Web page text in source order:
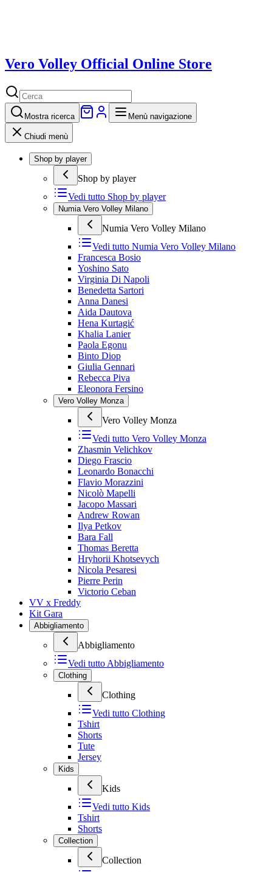
Vero Volley Official Online Store
Mostra ricerca Menù navigazione
Chiudi menù
Shop by player
Shop by player
Vedi tutto Shop by player
Numia Vero Volley Milano
Numia Vero Volley Milano
Vedi tutto Numia Vero Volley Milano
Francesca Bosio
Yoshino Sato
Virginia Di Napoli
Benedetta Sartori
Anna Danesi
Aida Dautova
Hena Kurtagić
Khalia Lanier
Paola Egonu
Binto Diop
Giulia Gennari
Rebecca Piva
Eleonora Fersino
Vero Volley Monza
Vero Volley Monza
Vedi tutto Vero Volley Monza
Zhasmin Velichkov
Diego Frascio
Leonardo Bonacchi
Flavio Morazzini
Nicolò Mapelli
Jacopo Massari
Andrew Rowan
Ilya Petkov
Bara Fall
Thomas Beretta
Hryhorii Khotsevych
Nicola Pesaresi
Pierre Perin
Victorio Ceban
VV x Freddy
Kit Gara
Abbigliamento
Abbigliamento
Vedi tutto Abbigliamento
Clothing
Clothing
Vedi tutto Clothing
Tshirt
Shorts
Tute
Jersey
Kids
Kids
Vedi tutto Kids
Tshirt
Shorts
Collection
Collection